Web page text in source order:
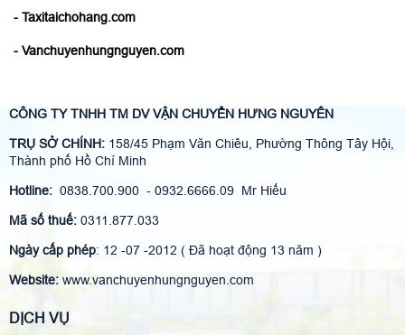
- Taxitaichohang.com
- Vanchuyenhungnguyen.com
CÔNG TY TNHH TM DV VẬN CHUYỂN HƯNG NGUYÊN
TRỤ SỞ CHÍNH: 158/45 Phạm Văn Chiêu, Phường Thông Tây Hội,
Thành phố Hồ Chí Minh
Hotline: 0838.700.900 - 0932.6666.09 Mr Hiếu
Mã số thuế: 0311.877.033
Ngày cấp phép: 12 -07 -2012 ( Đã hoạt động 13 năm )
Website: www.vanchuyenhungnguyen.com
DỊCH VỤ